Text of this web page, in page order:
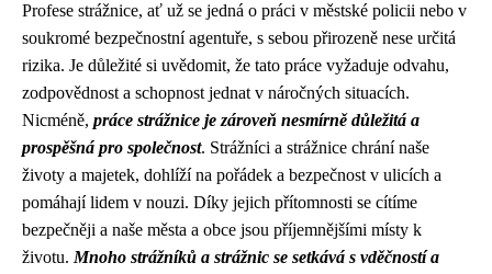
Profese strážnice, ať už se jedná o práci v městské policii nebo v
soukromé bezpečnostní agentuře, s sebou přirozeně nese určitá
rizika. Je důležité si uvědomit, že tato práce vyžaduje odvahu,
zodpovědnost a schopnost jednat v náročných situacích.
Nicméně, práce strážnice je zároveň nesmírně důležitá a
prospěšná pro společnost. Strážníci a strážnice chrání naše
životy a majetek, dohlíží na pořádek a bezpečnost v ulicích a
pomáhají lidem v nouzi. Díky jejich přítomnosti se cítíme
bezpečněji a naše města a obce jsou příjemnějšími místy k
životu. Mnoho strážníků a strážnic se setkává s vděčností a